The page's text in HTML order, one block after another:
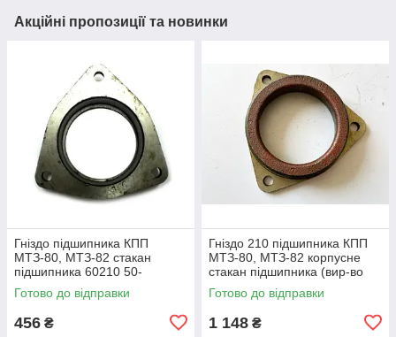
Акційні пропозиції та новинки
Гніздо підшипника КПП
МТЗ-80, МТЗ-82 стакан
підшипника 60210 50-
1701184 / 50-1701184-А
Готово до відправки
456 ₴
Гніздо 210 підшипника КПП
МТЗ-80, МТЗ-82 корпусне
стакан підшипника (вир-во
Білорусь) 50-1701184 / 50-
1701184-А
Готово до відправки
1 148 ₴